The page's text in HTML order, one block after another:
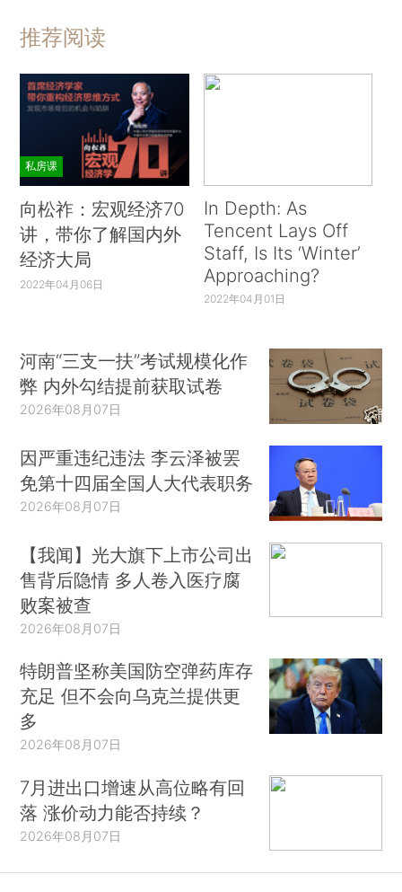
推荐阅读
私房课
向松祚：宏观经济70
讲，带你了解国内外
经济大局
2022年04月06日
In Depth: As
Tencent Lays Off
Staff, Is Its ‘Winter’
Approaching?
2022年04月01日
河南“三支一扶”考试规模化作
弊 内外勾结提前获取试卷
2026年08月07日
因严重违纪违法 李云泽被罢
免第十四届全国人大代表职务
2026年08月07日
【我闻】光大旗下上市公司出
售背后隐情 多人卷入医疗腐
败案被查
2026年08月07日
特朗普坚称美国防空弹药库存
充足 但不会向乌克兰提供更
多
2026年08月07日
7月进出口增速从高位略有回
落 涨价动力能否持续？
2026年08月07日